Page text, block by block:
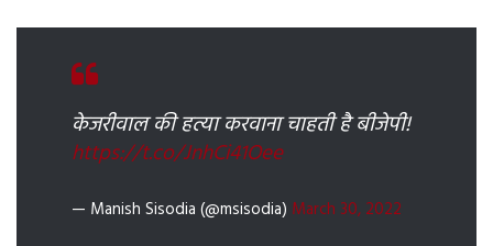
केजरीवाल की हत्या करवाना चाहती है बीजेपी!
https://t.co/JnhCi41Oee
— Manish Sisodia (@msisodia) March 30, 2022